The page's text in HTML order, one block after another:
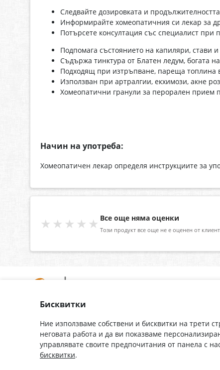
Следвайте дозировката и
Информирайте хомеопатичния си лекар за
Потърсете консултация със специалист
Подпомага състоянието на капиляри, стави
Съдържа тинктура от Блатен ледум, богата
Подходящ при изтръпване, пареща топлина
Използван при артралгии, екхимози, акне
Хомеопатични гранули за перорален прием
Начин на употреба:
Хомеопатичен лекар определя инструкциите за
★★★★★ Все още няма оценки
Този продукт все още не е оценен от
За нас
Контакти
Полезни връзки
Лични данни
Доставка
Гаранция
Плащане
Как да поръчам
Бисквитки
Ние използваме собствени и бисквитки на трети
неговата работа и да ви показваме
управлявате своите предпочитания от панела с
бисквитки.